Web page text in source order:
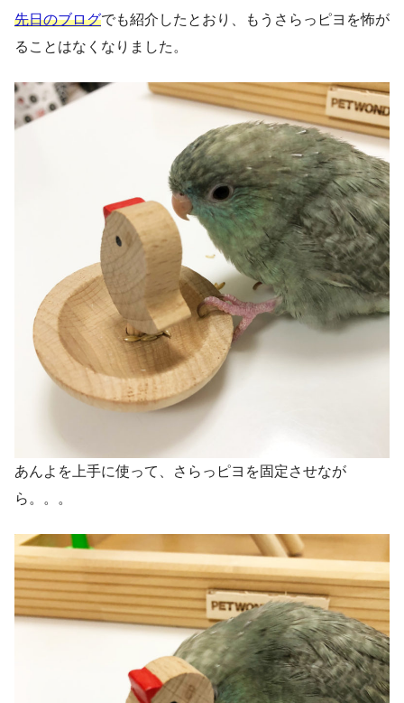
先日のブログでも紹介したとおり、もうさらっピヨを怖が
ることはなくなりました。
あんよを上手に使って、さらっピヨを固定させなが
ら。。。